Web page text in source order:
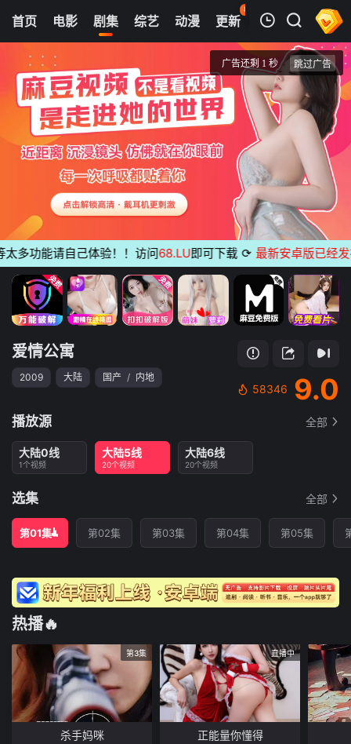
首页 电影 剧集 综艺 动漫 更新
88
热榜 APP
第01集
爱情公寓
清空
能请自己体验！！访问 68.LU即可下载 ⟳ 最新安卓版已经发布无
爱情公寓
2009 大陆 国产 / 内地
58346 9.0
播放源 全部
大陆0线
1个视频
大陆5线
20个视频
大陆6线
20个视频
选集 全部
第01集 第02集 第03集 第04集 第05集
热播🔥
第3集
杀手妈咪
直播中
正能量你懂得